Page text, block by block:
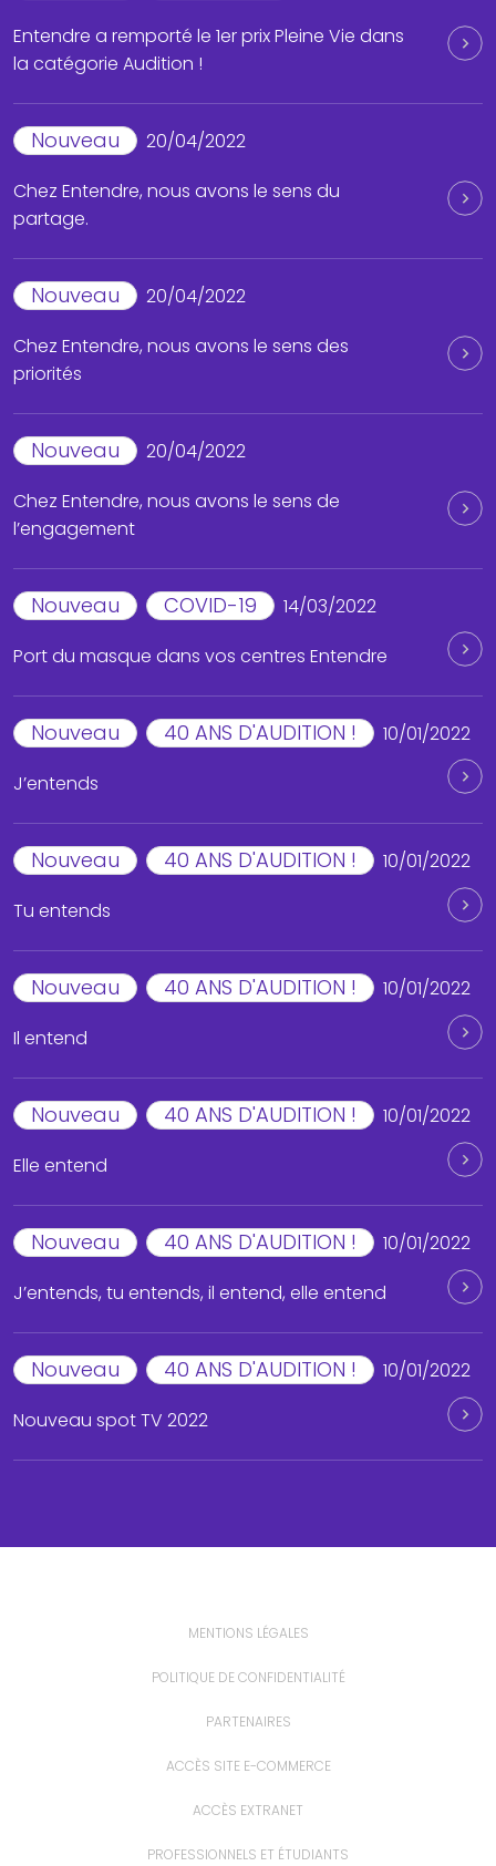
Entendre a remporté le 1er prix Pleine Vie dans
la catégorie Audition !
Nouveau
20/04/2022
Chez Entendre, nous avons le sens du
partage.
Nouveau
20/04/2022
Chez Entendre, nous avons le sens des
priorités
Nouveau
20/04/2022
Chez Entendre, nous avons le sens de
l’engagement
Nouveau COVID-19
14/03/2022
Port du masque dans vos centres Entendre
Nouveau 40 ANS D'AUDITION !
10/01/2022
J’entends
Nouveau 40 ANS D'AUDITION !
10/01/2022
Tu entends
Nouveau 40 ANS D'AUDITION !
10/01/2022
Il entend
Nouveau 40 ANS D'AUDITION !
10/01/2022
Elle entend
Nouveau 40 ANS D'AUDITION !
10/01/2022
J’entends, tu entends, il entend, elle entend
Nouveau 40 ANS D'AUDITION !
10/01/2022
Nouveau spot TV 2022
MENTIONS LÉGALES
POLITIQUE DE CONFIDENTIALITÉ
PARTENAIRES
ACCÈS SITE E-COMMERCE
ACCÈS EXTRANET
PROFESSIONNELS ET ÉTUDIANTS